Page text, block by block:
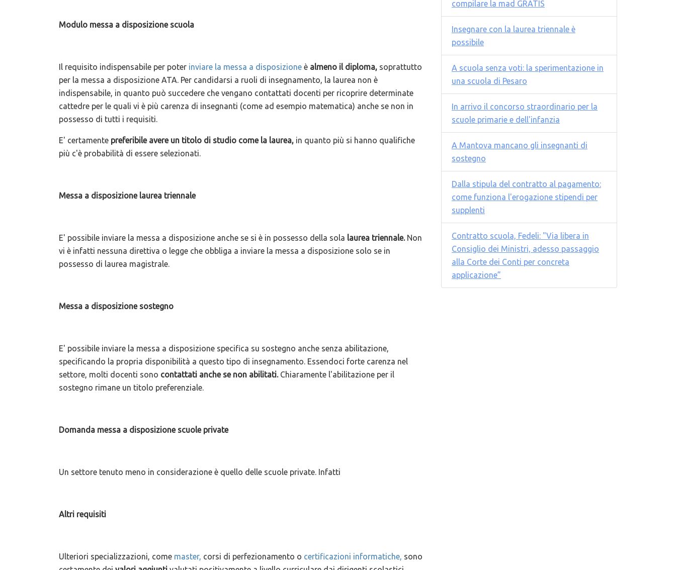
Modulo messa a disposizione scuola
Il requisito indispensabile per poter inviare la messa a disposizione è almeno il diploma, soprattutto
per la messa a disposizione ATA. Per candidarsi a ruoli di insegnamento, la laurea non è
indispensabile, in quanto può succedere che vengano contattati docenti per ricoprire determinate
cattedre per le quali vi è più carenza di insegnanti (come ad esempio matematica) anche se non in
possesso di tutti i requisiti.
E' certamente preferibile avere un titolo di studio come la laurea, in quanto più si hanno qualifiche
più c'è probabilità di essere selezionati.
Messa a disposizione laurea triennale
E' possibile inviare la messa a disposizione anche se si è in possesso della sola laurea triennale. Non
vi è infatti nessuna direttiva o legge che obbliga a inviare la messa a disposizione solo se in
possesso di laurea magistrale.
Messa a disposizione sostegno
E' possibile inviare la messa a disposizione specifica su sostegno anche senza abilitazione,
specificando la propria disponibilità a questo tipo di insegnamento. Essendoci forte carenza nel
settore, molti docenti sono contattati anche se non abilitati. Chiaramente l'abilitazione per il
sostegno rimane un titolo preferenziale.
Domanda messa a disposizione scuole private
Un settore tenuto meno in considerazione è quello delle scuole private. Infatti
Altri requisiti
Ulteriori specializzazioni, come master, corsi di perfezionamento o certificazioni informatiche, sono
compilare la mad GRATIS
Insegnare con la laurea triennale è
possibile
A scuola senza voti: la sperimentazione in
una scuola di Pesaro
In arrivo il concorso straordinario per la
scuole primarie e dell'infanzia
A Mantova mancano gli insegnanti di
sostegno
Dalla stipula del contratto al pagamento:
come funziona l'erogazione stipendi per
supplenti
Contratto scuola, Fedeli: "Via libera in
Consiglio dei Ministri, adesso passaggio
alla Corte dei Conti per concreta
applicazione”